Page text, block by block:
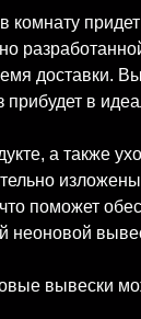
комнату
доставки.
прибудет в
а также
поможет
неоновой
вывески